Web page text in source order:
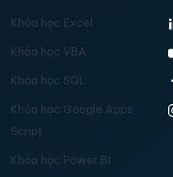
Khóa học Excel
Khóa học VBA
Khóa học SQL
Khóa học Google Apps
Script
Khóa học Power BI